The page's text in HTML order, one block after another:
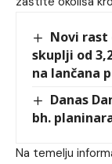
Novi rast
skuplji od
na lančana
Danas
bh.
Na temelju